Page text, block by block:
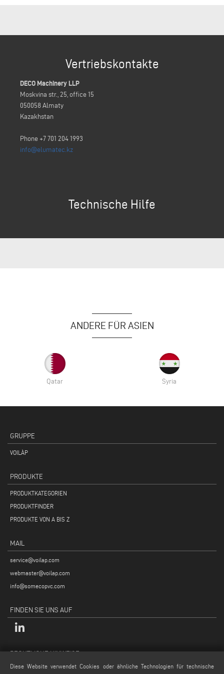
Vertriebskontakte
DECO Machinery LLP
Moskvina str., 25, office 15
050058 Almaty
Kazakhstan
Phone +7 701 204 1993
info@elumatec.kz
Technische Hilfe
ANDERE FÜR ASIEN
Qatar Syria
GRUPPE
VOILÀP
PRODUKTE
PRODUKTKATEGORIEN
PRODUKTFINDER
PRODUKTE VON A BIS Z
MAIL
service@voilap.com
webmaster@voilap.com
info@somecopvc.com
FINDEN SIE UNS AUF
RECHTLICHE HINWEISE
Datenschutzpolitik
Diese Website verwendet Cookies oder ähnliche Technologien für technische